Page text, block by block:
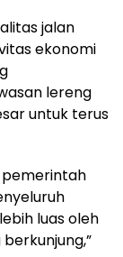
jalan
ekonomi
lereng
untuk terus
pemerintah
luas oleh